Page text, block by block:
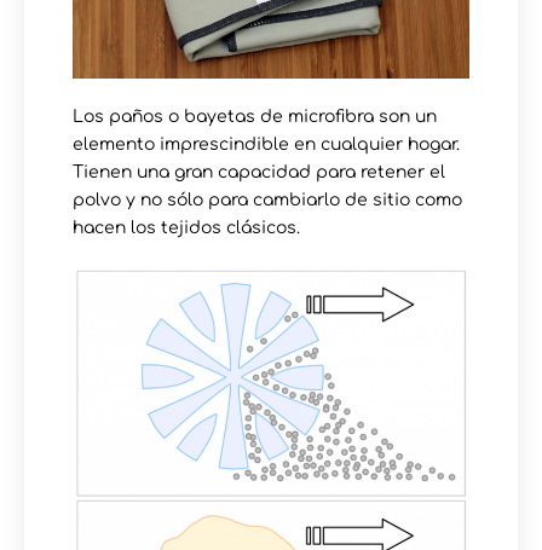
Los paños o bayetas de microfibra son un
elemento imprescindible en cualquier hogar.
Tienen una gran capacidad para retener el
polvo y no sólo para cambiarlo de sitio como
hacen los tejidos clásicos.